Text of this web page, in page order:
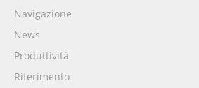
Navigazione
News
Produttività
Riferimento